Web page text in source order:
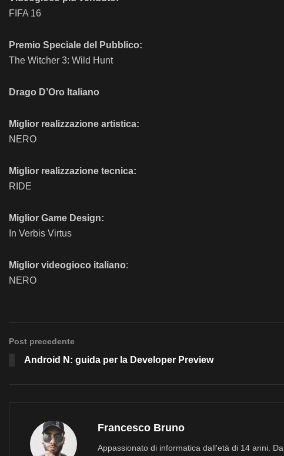
FIFA 16
Premio Speciale del Pubblico:
The Witcher 3: Wild Hunt
Drago D’Oro Italiano
Miglior realizzazione artistica:
NERO
Miglior realizzazione tecnica:
RIDE
Miglior Game Design:
In Verbis Virtus
Miglior videogioco italiano:
NERO
Post precedente
Android N: guida per la Developer Preview
Francesco Bruno
Appassionato di informatica dall'età di 14 anni.